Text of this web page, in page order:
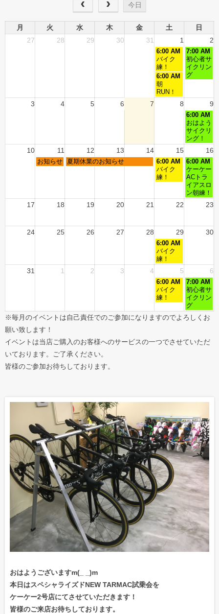
今日
月 火 水 木 金 土
日
27
28 29 30 31 1 2
6:00 AM
バイク
練！
7:00 AM
初心者サ
イクリン
グ
6:00 AM
朝
RUN！
3 4 5 6 7 8 9
6:00 AM
おはよう
サイクリ
ング！
10 11 12 13 14 15 16
お知らせ 夏期休業のお知らせ
6:00 AM
バイク
練！
6:00 AM
ケーケー
ACトラ
イアスロ
ン朝練！
17 18 19 20 21 22 23
24 25 26 27 28 29 30
6:00 AM
バイク
練！
31 1 2 3 4 5 6
6:00 AM
バイク
練！
7:00 AM
初心者サ
イクリン
グ
※毎月のイベントは自己責任でのご参加になりますのでよろしくお
願い致します！
イベントは当店ご購入のお客様へのサービスの一つでさせていただ
いております。ご了承ください。
皆様のご参加お待ちしております。
おはようございますm(_ _)m
本日はスペシャライズドNEW TARMAC試乗会を
ケーケー2号店にてさせていただきます！
皆様のご来店お待ちしております。